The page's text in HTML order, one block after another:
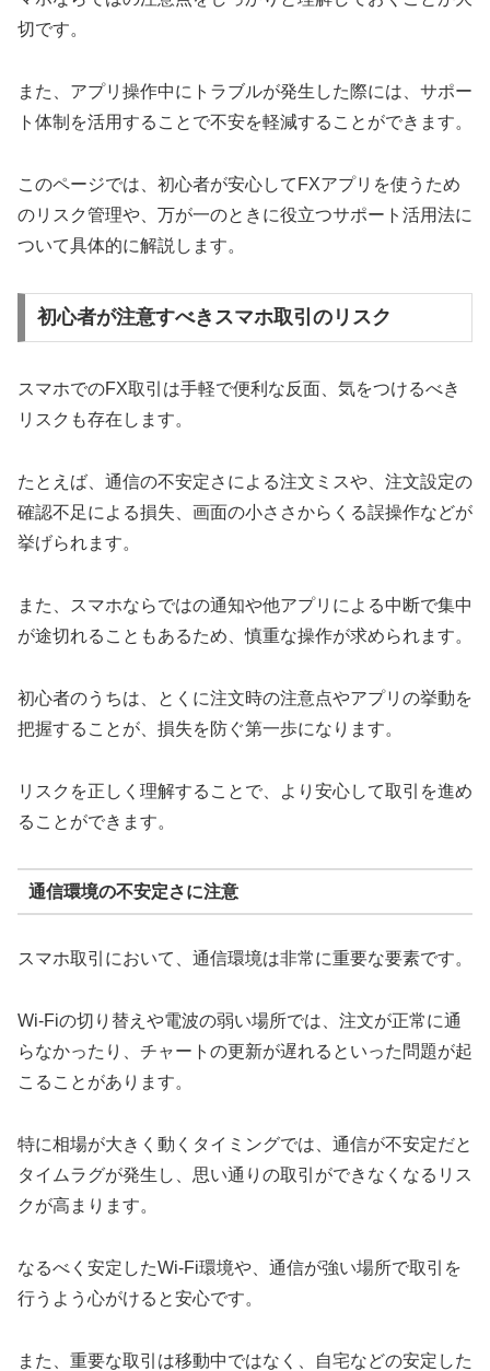
切です。
また、アプリ操作中にトラブルが発生した際には、サポー
ト体制を活用することで不安を軽減することができます。
このページでは、初心者が安心してFXアプリを使うため
のリスク管理や、万が一のときに役立つサポート活用法に
ついて具体的に解説します。
初心者が注意すべきスマホ取引のリスク
スマホでのFX取引は手軽で便利な反面、気をつけるべき
リスクも存在します。
たとえば、通信の不安定さによる注文ミスや、注文設定の
確認不足による損失、画面の小ささからくる誤操作などが
挙げられます。
また、スマホならではの通知や他アプリによる中断で集中
が途切れることもあるため、慎重な操作が求められます。
初心者のうちは、とくに注文時の注意点やアプリの挙動を
把握することが、損失を防ぐ第一歩になります。
リスクを正しく理解することで、より安心して取引を進め
ることができます。
通信環境の不安定さに注意
スマホ取引において、通信環境は非常に重要な要素です。
Wi-Fiの切り替えや電波の弱い場所では、注文が正常に通
らなかったり、チャートの更新が遅れるといった問題が起
こることがあります。
特に相場が大きく動くタイミングでは、通信が不安定だと
タイムラグが発生し、思い通りの取引ができなくなるリス
クが高まります。
なるべく安定したWi-Fi環境や、通信が強い場所で取引を
行うよう心がけると安心です。
また、重要な取引は移動中ではなく、自宅などの安定した